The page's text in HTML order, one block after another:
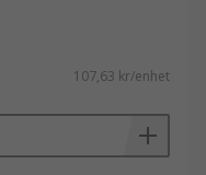
107,63 kr/enhet